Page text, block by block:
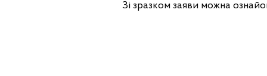
Зі зразком заяви можна